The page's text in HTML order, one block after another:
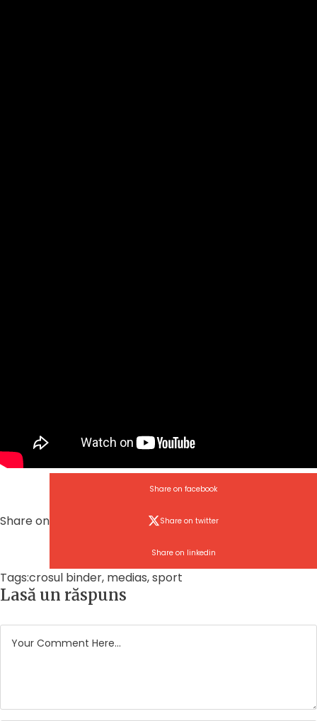
Share on
Share on facebook
Share on twitter
Share on linkedin
Tags:crosul binder, medias,sport
Lasă un răspuns